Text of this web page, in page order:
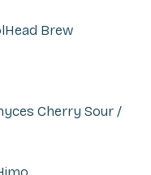
Brew
Cherry Sour /